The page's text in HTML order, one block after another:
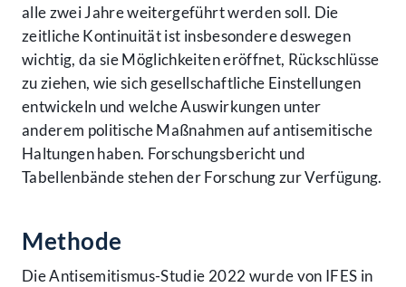
alle zwei Jahre weitergeführt werden soll. Die
zeitliche Kontinuität ist insbesondere deswegen
wichtig, da sie Möglichkeiten eröffnet, Rückschlüsse
zu ziehen, wie sich gesellschaftliche Einstellungen
entwickeln und welche Auswirkungen unter
anderem politische Maßnahmen auf antisemitische
Haltungen haben. Forschungsbericht und
Tabellenbände stehen der Forschung zur Verfügung.
Methode
Die Antisemitismus-Studie 2022 wurde von IFES in